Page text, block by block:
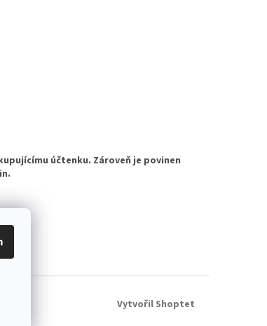
účtenku. Zároveň je povinen
Vytvořil Shoptet